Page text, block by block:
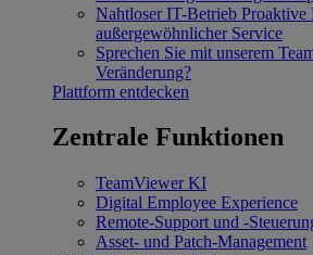
Nahtloser IT-Betrieb Proaktive
außergewöhnlicher Service
Sprechen Sie mit unserem
Veränderung?
Plattform entdecken
Zentrale Funktionen
TeamViewer KI
Digital Employee Experience
Remote-Support und -
Asset- und Patch-Management